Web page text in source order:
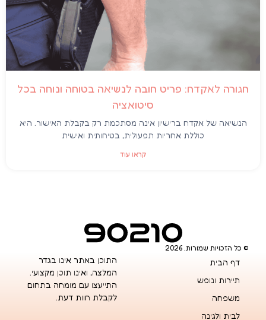
חגורה לאקדח: פריט חובה לנשיאה בטוחה ונוחה בכל
סיטואציה
הנשיאה של אקדח ברישיון אינה מסתכמת רק בקבלת האישור. היא
כוללת אחריות תפעולית, בטיחותית ואישית
קראו עוד
© כל הזכויות שמורות. 2026
דף הבית
תיירות ונופש
משפחה
לבית ולגינה
התוכן באתר אינו בגדר
המלצה, ואינו תוכן מקצועי.
התייעצו עם מומחה בתחום
לקבלת חוות דעת.